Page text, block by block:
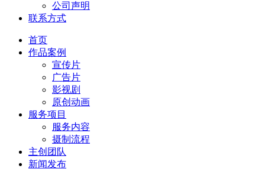
公司声明
联系方式
首页
作品案例
宣传片
广告片
影视剧
原创动画
服务项目
服务内容
摄制流程
主创团队
新闻发布